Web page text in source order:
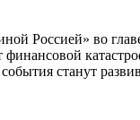
Россией» во
финансовой
станут